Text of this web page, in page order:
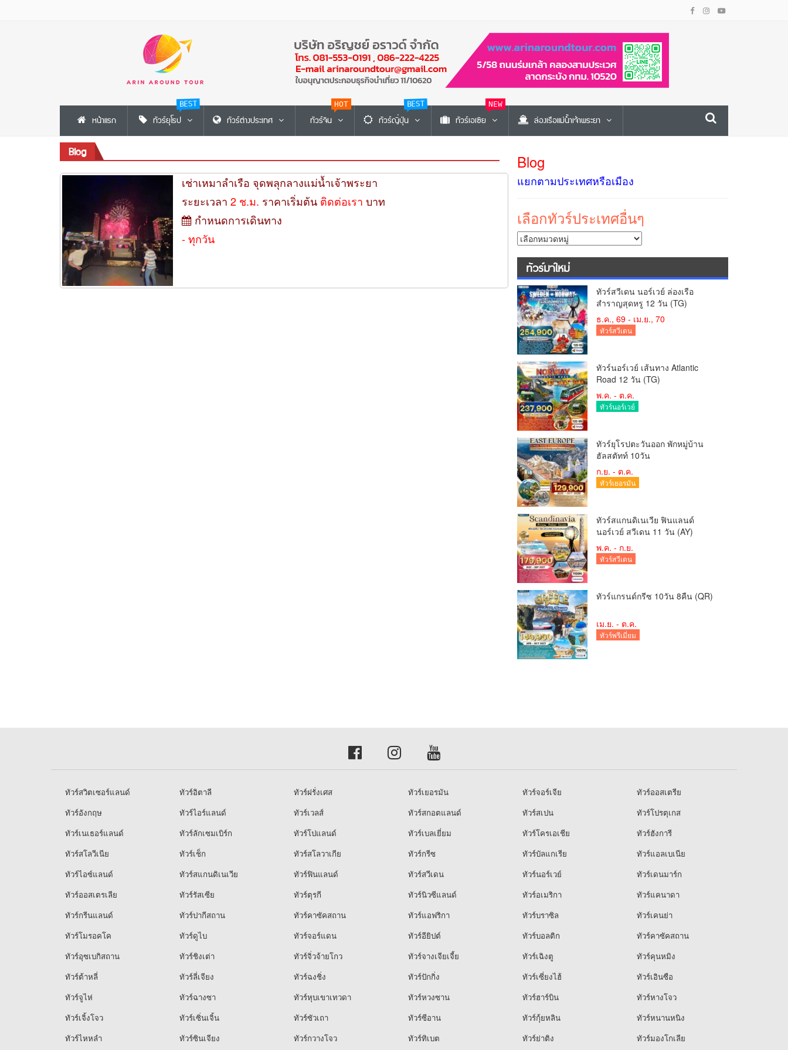
หน้าแรก ทัวร์ยุโรป
BEST
ทัวร์ต่างประเทศ ทัวร์จีน ทัวร์ญี่ปุ่น
BEST
ทัวร์เอเซีย
NEW
ล่องเรือแม่น้ำเจ้าพระยา
Blog
เช่าเหมาลำเรือ จุดพลุกลางแม่น้ำเจ้าพระยา
ระยะเวลา2 ช.ม. ราคาเริ่มต้น ติดต่อเรา บาท
กำหนดการเดินทาง
- ทุกวัน
Blog
แยกตามประเทศหรือเมือง
เลือกทัวร์ประเทศอื่นๆ
ทัวร์มาใหม่
ทัวร์สวีเดน นอร์เวย์ ล่องเรือ
สำราญสุดหรู 12 วัน (TG)
ธ.ค., 69 - เม.ย., 70
ทัวร์สวีเดน
ทัวร์นอร์เวย์ เส้นทาง Atlantic
Road 12 วัน (TG)
พ.ค. - ต.ค.
ทัวร์นอร์เวย์
ทัวร์ยุโรปตะวันออก พักหมู่บ้าน
ฮัลสตัทท์ 10วัน
ก.ย. - ต.ค.
ทัวร์เยอรมัน
ทัวร์สแกนดิเนเวีย ฟินแลนด์
นอร์เวย์ สวีเดน 11 วัน (AY)
พ.ค. - ก.ย.
ทัวร์สวีเดน
ทัวร์แกรนด์กรีซ 10วัน 8คืน (QR)
เม.ย. - ต.ค.
ทัวร์พรีเมี่ยม
ทัวร์สวิตเซอร์แลนด์ ทัวร์อิตาลี ทัวร์ฝรั่งเศส ทัวร์เยอรมัน ทัวร์จอร์เจีย
ทัวร์ออสเตรีย
ทัวร์อังกฤษ
ทัวร์ไอร์แลนด์ ทัวร์เวลส์ ทัวร์สกอตแลนด์ ทัวร์สเปน
ทัวร์โปรตุเกส
ทัวร์เนเธอร์แลนด์
ทัวร์ลักเซมเบิร์ก ทัวร์โปแลนด์ ทัวร์เบลเยี่ยม ทัวร์โครเอเชีย
ทัวร์ฮังการี
ทัวร์สโลวีเนีย
ทัวร์เช็ก ทัวร์สโลวาเกีย ทัวร์กรีซ ทัวร์บัลแกเรีย
ทัวร์แอลเบเนีย
ทัวร์ไอซ์แลนด์
ทัวร์สแกนดิเนเวีย ทัวร์ฟินแลนด์ ทัวร์สวีเดน ทัวร์นอร์เวย์
ทัวร์เดนมาร์ก
ทัวร์ออสเตรเลีย
ทัวร์รัสเซีย ทัวร์ตุรกี ทัวร์นิวซีแลนด์ ทัวร์อเมริกา
ทัวร์แคนาดา
ทัวร์กรีนแลนด์
ทัวร์ปากีสถาน ทัวร์คาซัคสถาน ทัวร์แอฟริกา ทัวร์บราซิล
ทัวร์เคนย่า
ทัวร์โมรอคโค
ทัวร์ดูไบ ทัวร์จอร์แดน ทัวร์อียิปต์ ทัวร์บอลติก
ทัวร์คาซัคสถาน
ทัวร์อุซเบกิสถาน
ทัวร์ชิงเต่า ทัวร์จิ่วจ้ายโกว ทัวร์จางเจียเจี้ย ทัวร์เฉิงตู
ทัวร์คุนหมิง
ทัวร์ต้าหลี่
ทัวร์ลี่เจียง ทัวร์ฉงชิ่ง ทัวร์ปักกิ่ง ทัวร์เซี่ยงไฮ้
ทัวร์เอินซือ
ทัวร์จูไห่
ทัวร์ฉางซา ทัวร์หุบเขาเทวดา ทัวร์หวงซาน ทัวร์ฮาร์บิน
ทัวร์หางโจว
ทัวร์เจิ้งโจว
ทัวร์เซิ่นเจิ้น ทัวร์ซัวเถา ทัวร์ซีอาน ทัวร์กุ้ยหลิน
ทัวร์หนานหนิง
ทัวร์ไหหลำ
ทัวร์ซินเจียง ทัวร์กวางโจว ทัวร์ทิเบต ทัวร์ย่าติง ทัวร์มองโกเลีย